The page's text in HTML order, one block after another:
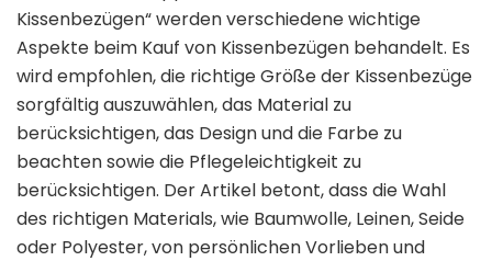
Kissenbezügen“ werden verschiedene wichtige
Aspekte beim Kauf von Kissenbezügen behandelt. Es
wird empfohlen, die richtige Größe der Kissenbezüge
sorgfältig auszuwählen, das Material zu
berücksichtigen, das Design und die Farbe zu
beachten sowie die Pflegeleichtigkeit zu
berücksichtigen. Der Artikel betont, dass die Wahl
des richtigen Materials, wie Baumwolle, Leinen, Seide
oder Polyester, von persönlichen Vorlieben und